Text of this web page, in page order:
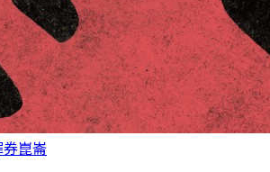
券崑崙